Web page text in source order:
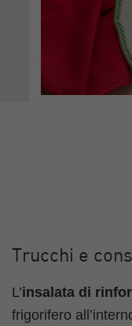
Trucchi e
L’insalata di
frigorifero